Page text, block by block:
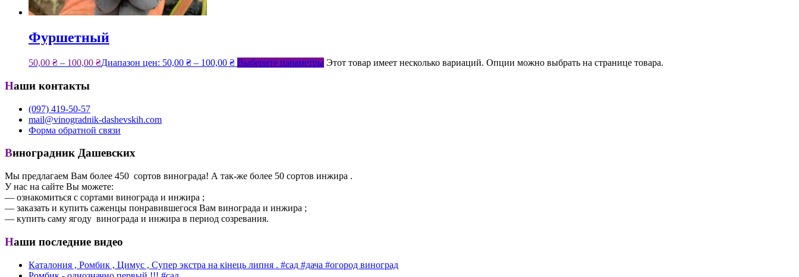
Фуршетный
50,00 ₴ – 100,00 ₴Диапазон цен: 50,00 ₴ – 100,00 ₴ Выберите параметры Этот товар имеет несколько вариаций. Опции можно выбрать на странице товара.
Наши контакты
(097) 419-50-57
mail@vinogradnik-dashevskih.com
Форма обратной связи
Виноградник Дашевских
Мы предлагаем Вам более 450 сортов винограда! А так-же более 50 сортов инжира .
У нас на сайте Вы можете:
— ознакомиться с сортами винограда и инжира ;
— заказать и купить саженцы понравившегося Вам винограда и инжира ;
— купить саму ягоду винограда и инжира в период созревания.
Наши последние видео
Каталония , Ромбик , Цимус , Супер экстра на кінець липня . #сад #дача #огород виноград